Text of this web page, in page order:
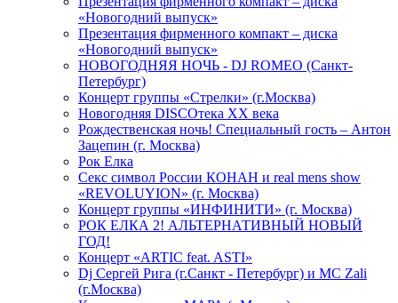
«Новогодний выпуск»
Презентация фирменного компакт – диска
«Новогодний выпуск»
НОВОГОДНЯЯ НОЧЬ - DJ ROMEO (Санкт-
Петербург)
Концерт группы «Стрелки» (г.Москва)
Новогодняя DISCOтека ХХ века
Рождественская ночь! Специальный гость – Антон
Зацепин (г. Москва)
Рок Елка
Секс символ России КОНАН и real mens show
«REVOLUYION» (г. Москва)
Концерт группы «ИНФИНИТИ» (г. Москва)
РОК ЕЛКА 2! АЛЬТЕРНАТИВНЫЙ НОВЫЙ
ГОД!
Концерт «ARTIC feat. ASTI»
Dj Сергей Рига (г.Санкт - Петербург) и MC Zali
(г.Москва)